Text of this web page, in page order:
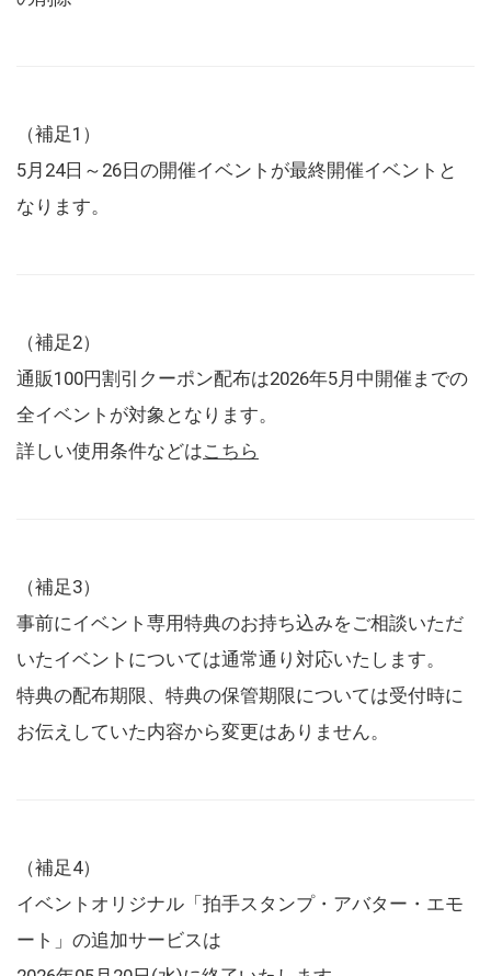
（補足1）
5月24日～26日の開催イベントが最終開催イベントと
なります。
（補足2）
通販100円割引クーポン配布は2026年5月中開催までの
全イベントが対象となります。
詳しい使用条件などはこちら
（補足3）
事前にイベント専用特典のお持ち込みをご相談いただ
いたイベントについては通常通り対応いたします。
特典の配布期限、特典の保管期限については受付時に
お伝えしていた内容から変更はありません。
（補足4）
イベントオリジナル「拍手スタンプ・アバター・エモ
ート」の追加サービスは